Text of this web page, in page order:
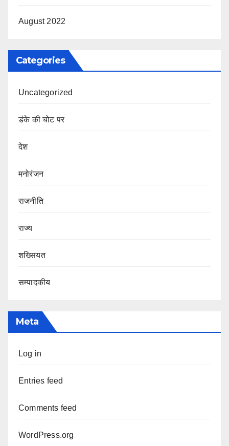
August 2022
Categories
Uncategorized
डंके की चोट पर
देश
मनोरंजन
राजनीति
राज्य
शख्सियत
सम्पादकीय
Meta
Log in
Entries feed
Comments feed
WordPress.org